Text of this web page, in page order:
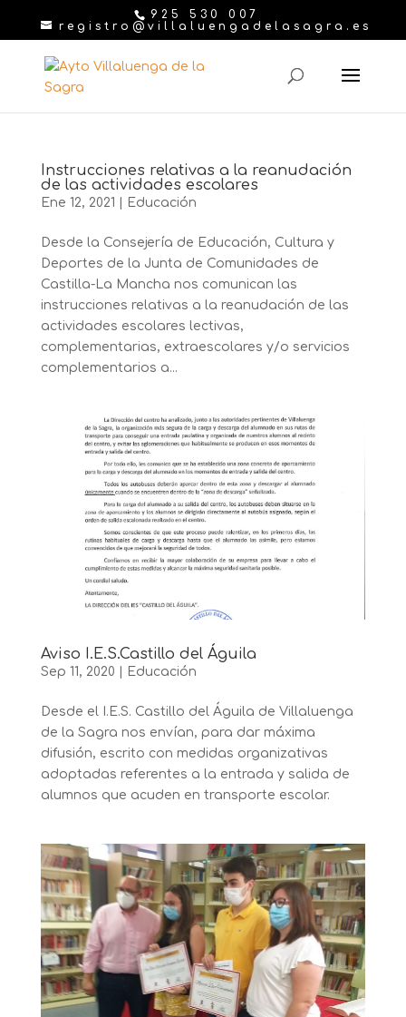
925 530 007
registro@villaluengadelasagra.es
Instrucciones relativas a la reanudación
de las actividades escolares
Ene 12, 2021 Educación
Desde la Consejería de Educación, Cultura y
Deportes de la Junta de Comunidades de
Castilla-La Mancha nos comunican las
instrucciones relativas a la reanudación de las
actividades escolares lectivas,
complementarias, extraescolares y/o servicios
complementarios a...
Aviso I.E.S.Castillo del Águila
Sep 11, 2020 Educación
Desde el I.E.S. Castillo del Águila de Villaluenga
de la Sagra nos envían, para dar máxima
difusión, escrito con medidas organizativas
adoptadas referentes a la entrada y salida de
alumnos que acuden en transporte escolar.